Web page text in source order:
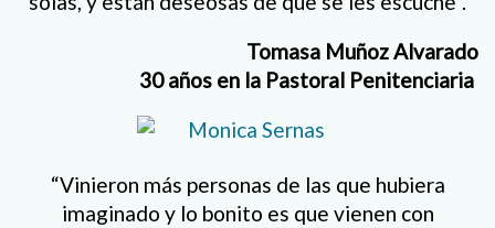
Tomasa Muñoz Alvarado
30 años en la Pastoral Penitenciaria
“Vinieron más personas de las que hubiera
imaginado y lo bonito es que vienen con